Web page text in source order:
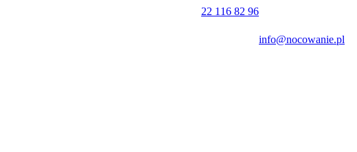
22 116 82 96
info@nocowanie.pl